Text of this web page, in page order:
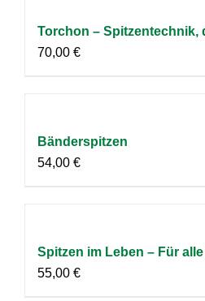
Torchon – Spitzentechnik,
70,00 €
Bänderspitzen
54,00 €
Spitzen im Leben – Für
55,00 €